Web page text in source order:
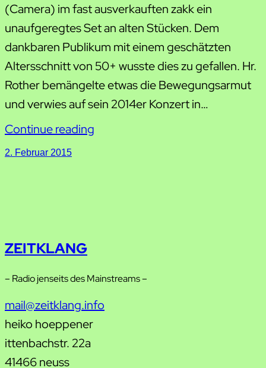
(Camera) im fast ausverkauften zakk ein
unaufgeregtes Set an alten Stücken. Dem
dankbaren Publikum mit einem geschätzten
Altersschnitt von 50+ wusste dies zu gefallen. Hr.
Rother bemängelte etwas die Bewegungsarmut
und verwies auf sein 2014er Konzert in…
Continue reading
2. Februar 2015
ZEITKLANG
– Radio jenseits des Mainstreams –
mail@zeitklang.info
heiko hoeppener
ittenbachstr. 22a
41466 neuss